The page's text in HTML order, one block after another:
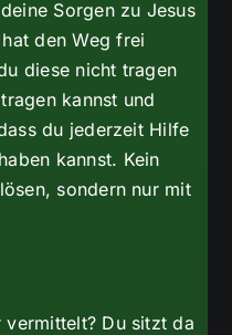
Sorgen zu Jesus
den Weg frei
diese nicht tragen
kannst und
du jederzeit Hilfe
kannst. Kein
sondern nur mit
Du sitzt da